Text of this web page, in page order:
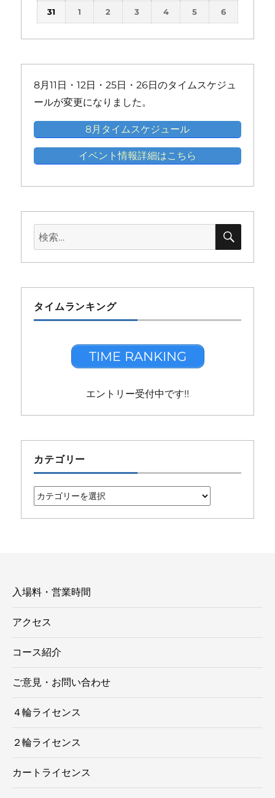
ン
ト)
ン
ト)
ン
ト)
ン
ト)
ン
ト)
ン
ト)
イ
ン
イ
ン
イ
ン
イ
ン
イ
ン
イ
ン
件
ト)
件
ト)
件
ト)
件
ト)
件
ト)
31 1 2 3 4 5 6
8月11日・12日・25日・26日のタイムスケジュ
ールが変更になりました。
8月タイムスケジュール
イベント情報詳細はこちら
検
索:
検
タイムランキング
TIME RANKING
エントリー受付中です!!
カテゴリー
カ
テ
ゴ
入場料・営業時間
アクセス
コース紹介
ご意見・お問い合わせ
４輪ライセンス
２輪ライセンス
カートライセンス